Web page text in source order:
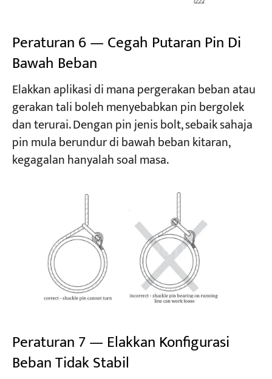
Peraturan 6 — Cegah Putaran Pin Di
Bawah Beban
Elakkan aplikasi di mana pergerakan beban atau
gerakan tali boleh menyebabkan pin bergolek
dan terurai. Dengan pin jenis bolt, sebaik sahaja
pin mula berundur di bawah beban kitaran,
kegagalan hanyalah soal masa.
Peraturan 7 — Elakkan Konfigurasi
Beban Tidak Stabil